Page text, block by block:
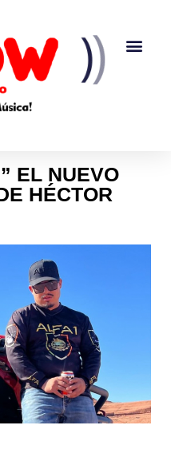
EL NUEVO
HÉCTOR